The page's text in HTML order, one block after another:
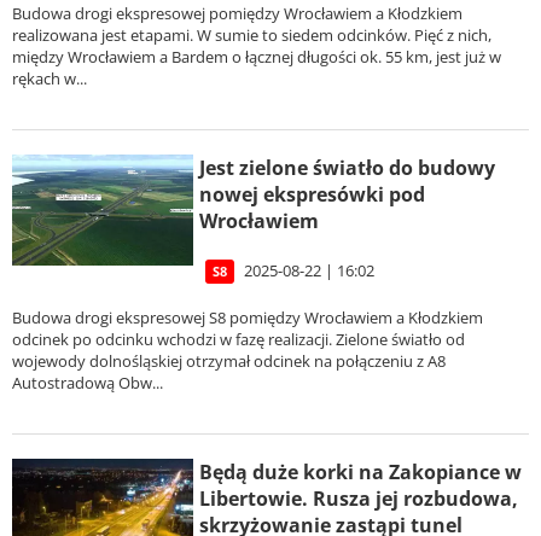
Budowa drogi ekspresowej pomiędzy Wrocławiem a Kłodzkiem
realizowana jest etapami. W sumie to siedem odcinków. Pięć z nich,
między Wrocławiem a Bardem o łącznej długości ok. 55 km, jest już w
rękach w...
Jest zielone światło do budowy
nowej ekspresówki pod
Wrocławiem
S8 2025-08-22 | 16:02
Budowa drogi ekspresowej S8 pomiędzy Wrocławiem a Kłodzkiem
odcinek po odcinku wchodzi w fazę realizacji. Zielone światło od
wojewody dolnośląskiej otrzymał odcinek na połączeniu z A8
Autostradową Obw...
Będą duże korki na Zakopiance w
Libertowie. Rusza jej rozbudowa,
skrzyżowanie zastąpi tunel